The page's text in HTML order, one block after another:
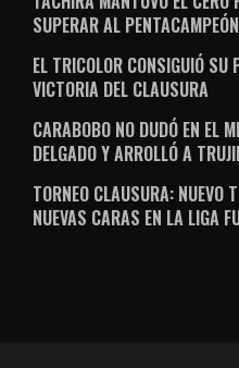
SUPERAR AL PENTACAMPEÓN
EL TRICOLOR CONSIGUIÓ SU
VICTORIA DEL CLAUSURA
CARABOBO NO DUDÓ EN EL
DELGADO Y ARROLLÓ A
TORNEO CLAUSURA: NUEVO
NUEVAS CARAS EN LA LIGA